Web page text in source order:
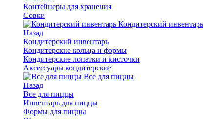
Контейнеры для хранения
Совки
Кондитерский инвентарь
Назад
Кондитерский инвентарь
Кондитерские кольца и формы
Кондитерские лопатки и кисточки
Аксессуары кондитерские
Все для пиццы
Назад
Все для пиццы
Инвентарь для пиццы
Формы для пиццы